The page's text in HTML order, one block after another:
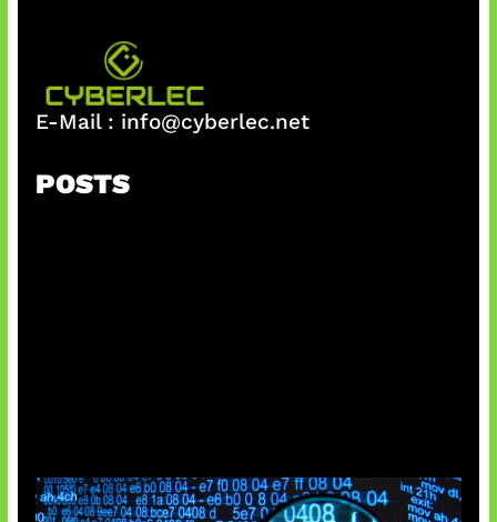
E-Mail : info@cyberlec.net
POSTS